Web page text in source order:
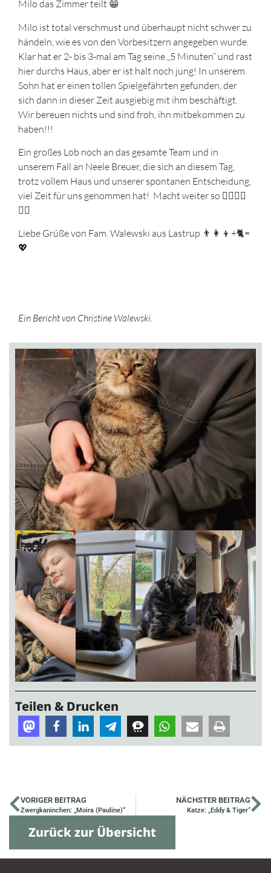
Milo das Zimmer teilt 😁
Milo ist total verschmust und überhaupt nicht schwer zu
händeln, wie es von den Vorbesitzern angegeben wurde.
Klar hat er 2- bis 3-mal am Tag seine „5 Minuten“ und rast
hier durchs Haus, aber er ist halt noch jung! In unserem
Sohn hat er einen tollen Spielgefährten gefunden, der
sich dann in dieser Zeit ausgiebig mit ihm beschäftigt.
Wir bereuen nichts und sind froh, ihn mitbekommen zu
haben!!!
Ein großes Lob noch an das gesamte Team und in
unserem Fall an Neele Breuer, die sich an diesem Tag,
trotz vollem Haus und unserer spontanen Entscheidung,
viel Zeit für uns genommen hat! Macht weiter so 👍🏻👍🏻
👍🏻
Liebe Grüße von Fam. Walewski aus Lastrup 👨‍👩‍👦+🐈=
💖
Ein Bericht von Christine Walewski.
Teilen & Drucken
VORIGER BEITRAG
Zwergkaninchen: „Moira (Pauline)“
NÄCHSTER BEITRAG
Katze: „Eddy & Tiger“
Zurück zur Übersicht